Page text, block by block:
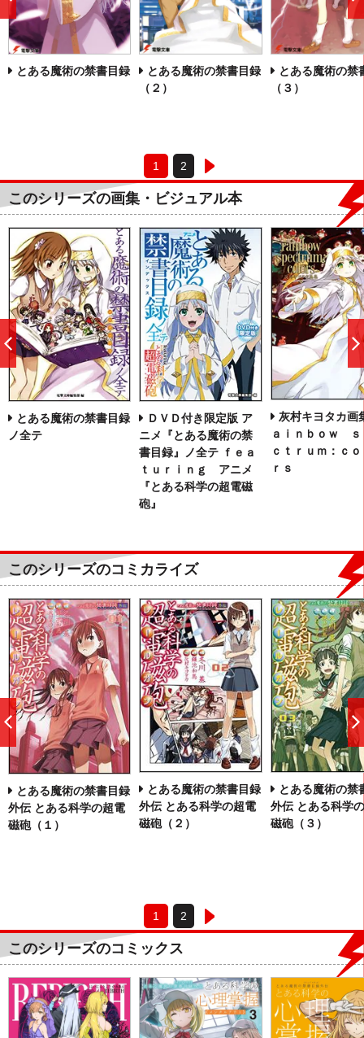
とある魔術の禁書目録
とある魔術の禁書目録
（２）
とある魔術の禁
（３）
1 2
へ
このシリーズの画集・ビジュアル本
とある魔術の禁書目録
ノ全テ
ＤＶＤ付き限定版 ア
ニメ『とある魔術の禁
書目録』ノ全テ ｆｅａ
ｔｕｒｉｎｇ アニメ
『とある科学の超電磁
砲』
灰村キヨタカ画
ａｉｎｂｏｗ ｓ
ｃｔｒｕｍ：ｃ
ｒｓ
前
へ
このシリーズのコミカライズ
とある魔術の禁書目録
外伝 とある科学の超電
磁砲（１）
とある魔術の禁書目録
外伝 とある科学の超電
磁砲（２）
とある魔術の禁
外伝 とある科学
磁砲（３）
1 2
前
へ
このシリーズのコミックス